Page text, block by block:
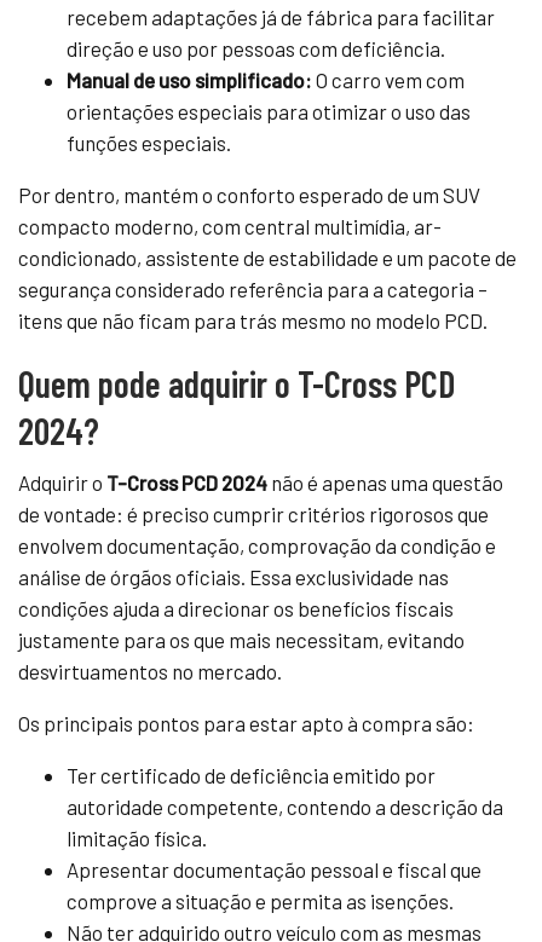
recebem adaptações já de fábrica para facilitar
direção e uso por pessoas com deficiência.
Manual de uso simplificado: O carro vem com
orientações especiais para otimizar o uso das
funções especiais.
Por dentro, mantém o conforto esperado de um SUV
compacto moderno, com central multimídia, ar-
condicionado, assistente de estabilidade e um pacote de
segurança considerado referência para a categoria –
itens que não ficam para trás mesmo no modelo PCD.
Quem pode adquirir o T-Cross PCD
2024?
Adquirir o T-Cross PCD 2024 não é apenas uma questão
de vontade: é preciso cumprir critérios rigorosos que
envolvem documentação, comprovação da condição e
análise de órgãos oficiais. Essa exclusividade nas
condições ajuda a direcionar os benefícios fiscais
justamente para os que mais necessitam, evitando
desvirtuamentos no mercado.
Os principais pontos para estar apto à compra são:
Ter certificado de deficiência emitido por
autoridade competente, contendo a descrição da
limitação física.
Apresentar documentação pessoal e fiscal que
comprove a situação e permita as isenções.
Não ter adquirido outro veículo com as mesmas